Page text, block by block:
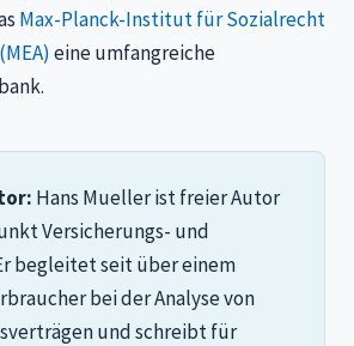
Max-Planck-Institut für Sozialrecht
eine umfangreiche
Hans Mueller ist freier Autor
Versicherungs- und
begleitet seit über einem
bei der Analyse von
und schreibt für